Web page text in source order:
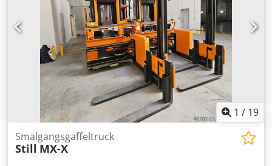
1 / 19
Smalgangsgaffeltruck
Still MX-X